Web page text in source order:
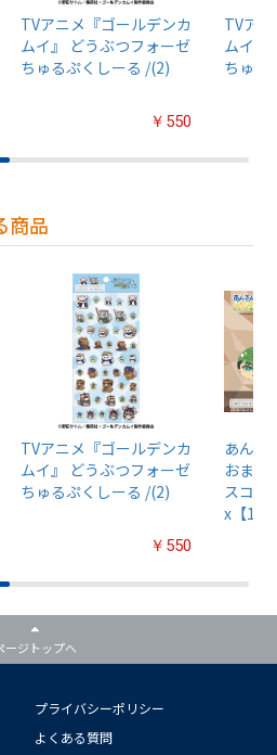
TVアニメ『ゴールデンカ
ムイ』 どうぶつフォーゼ
ちゅるぷくしーる /(2)
￥550
TVア
ムイ』
ちゅる
商品
TVアニメ『ゴールデンカ
ムイ』 どうぶつフォーゼ
ちゅるぷくしーる /(2)
￥550
あんさ
おまん
スコッ
x【
ージトップへ
プライバシーポリシー
よくある質問